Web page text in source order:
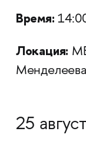
Время:
Локация:
25